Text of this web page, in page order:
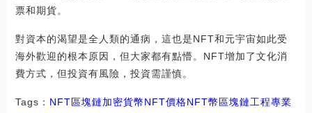
票和期貨。
對資本的渴望是全人類的通病，這也是NFT和元宇宙如此受
海外歡迎的根本原因，但大家都有點懵。NFT增加了文化消
費方式，但投資有風險，投資需謹慎。
Tags： NFT區塊鏈加密貨幣NFT價格NFT幣區塊鏈工程專業